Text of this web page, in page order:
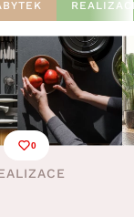
0